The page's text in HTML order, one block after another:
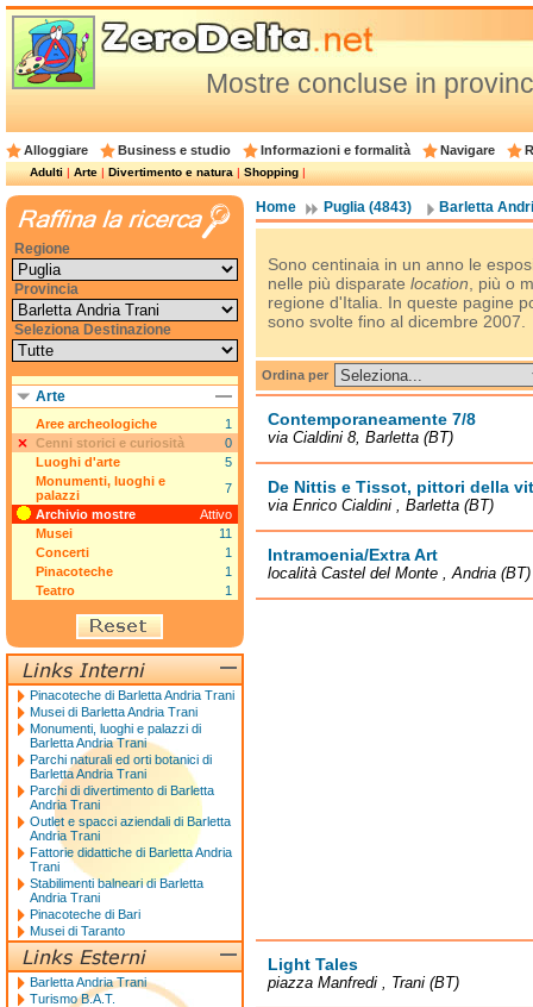
Mostre concluse in
Alloggiare Business e studio Informazioni e formalità Navigare
Adulti|Arte|Divertimento e natura|Shopping|
Home Puglia (4843) Barletta
Sono centinaia in un anno le
nelle più disparate location , più o
regione d'Italia. In queste pagine
sono svolte fino al dicembre 2007.
Ordina per
Contemporaneamente 7/8
via Cialdini 8, Barletta (BT)
De Nittis e Tissot, pittori della
via Enrico Cialdini , Barletta (BT)
Intramoenia/Extra Art
località Castel del Monte , Andria (BT)
Light Tales
piazza Manfredi , Trani (BT)
Regione
Provincia
Seleziona Destinazione
Arte
Aree archeologiche
1
Cenni storici e curiosità
0
Luoghi d'arte
5
Monumenti, luoghi e
palazzi
7
Archivio mostre
Attivo
Musei
11
Concerti
1
Pinacoteche
1
Teatro
1
Pinacoteche di Barletta Andria Trani
Musei di Barletta Andria Trani
Monumenti, luoghi e palazzi di
Barletta Andria Trani
Parchi naturali ed orti botanici di
Barletta Andria Trani
Parchi di divertimento di Barletta
Andria Trani
Outlet e spacci aziendali di Barletta
Andria Trani
Fattorie didattiche di Barletta Andria
Trani
Stabilimenti balneari di Barletta
Andria Trani
Pinacoteche di Bari
Musei di Taranto
Barletta Andria Trani
Turismo B.A.T.